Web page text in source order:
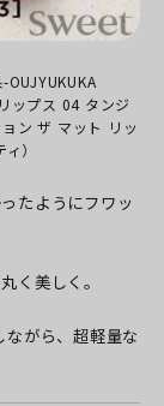
ップス 04 タンジ
ン ザ マット リッ
）
たようにフワッ
く美しく。
がら、超軽量な